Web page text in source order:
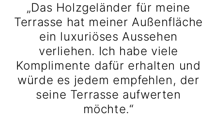
„Das Holzgeländer für meine
Terrasse hat meiner Außenfläche
ein luxuriöses Aussehen
verliehen. Ich habe viele
Komplimente dafür erhalten und
würde es jedem empfehlen, der
seine Terrasse aufwerten
möchte.“